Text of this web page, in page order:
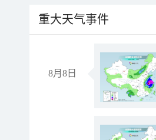
重大天气事件
8月8日